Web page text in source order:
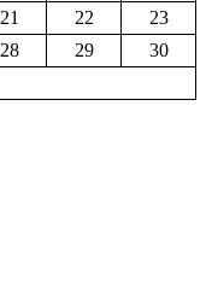
21 22
23
28 29
30